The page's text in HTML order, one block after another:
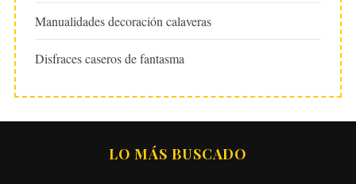
Manualidades decoración calaveras
Disfraces caseros de fantasma
LO MÁS BUSCADO